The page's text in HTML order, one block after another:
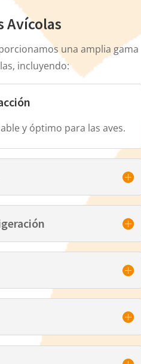
Avícolas
una amplia gama
incluyendo:
y óptimo para las aves.